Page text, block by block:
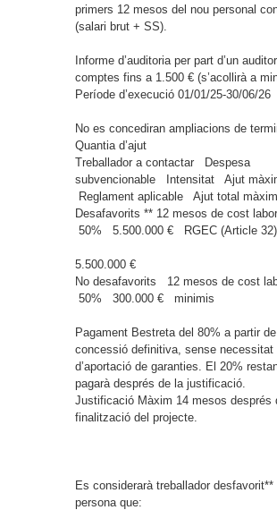
primers 12 mesos del nou personal
(salari brut + SS).
Informe d’auditoria per part d’un
comptes fins a 1.500 € (s’acollirà a
Període d’execució 01/01/25-30/06/26
No es concediran ampliacions de
Quantia d’ajut
Treballador a contactar
Despesa
subvencionable
Intensitat
Ajut
Reglament aplicable
Ajut total
Desafavorits ** 12 mesos de cost
50%
5.500.000 € RGEC (Article 32)
5.500.000 €
No desafavorits
12 mesos de cost
50%
300.000 € minimis
Pagament Bestreta del 80% a partir
concessió definitiva, sense necessitat
d’aportació de garanties. El 20%
pagarà després de la justificació.
Justificació Màxim 14 mesos després
finalització del projecte.
Es considerarà treballador desfavorit**
persona que: